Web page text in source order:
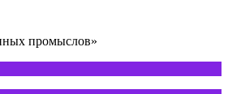
промыслов»